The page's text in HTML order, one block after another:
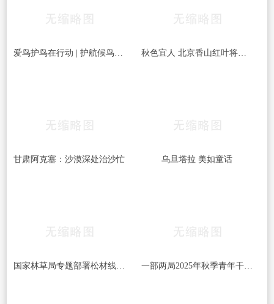
爱鸟护鸟在行动 | 护航候鸟迁徙，守护鸟类家园！哈尔滨青少年在行动…… 秋色宜人 北京香山红叶将迎最佳观赏期
甘肃阿克塞：沙漠深处治沙忙 乌旦塔拉 美如童话
国家林草局专题部署松材线虫病等疫情防控工作 一部两局2025年秋季青年干部培训班和处级干部进修班开班